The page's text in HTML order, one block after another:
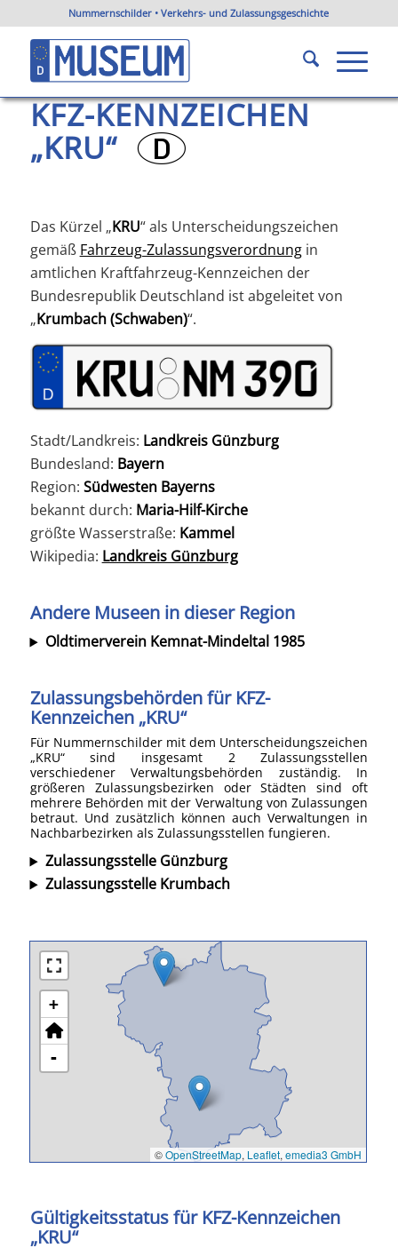
Nummernschilder • Verkehrs- und Zulassungsgeschichte
KFZ-Kennzeichen KRU
Du bist hier: Startseite / KFZ-Kennzeichen Bayern
KFZ-Kennzeichen KRU
KFZ-KENNZEICHEN
„KRU“ ?
Das Kürzel „KRU“ als Unterscheidungszeichen
gemäß Fahrzeug-Zulassungsverordnungin
amtlichen Kraftfahrzeug-Kennzeichen der
Bundesrepublik Deutschland ist abgeleitet von
„Krumbach (Schwaben)“.
Stadt/Landkreis: Landkreis Günzburg
Bundesland: Bayern
Region: Südwesten Bayerns
bekannt durch: Maria-Hilf-Kirche
größte Wasserstraße: Kammel
Wikipedia: Landkreis Günzburg
Andere Museen in dieser Region
Oldtimerverein Kemnat-Mindeltal 1985
Zulassungsbehörden für KFZ-
Kennzeichen „KRU“
Für Nummernschilder mit dem Unterscheidungszeichen
„KRU“ sind insgesamt 2 Zulassungsstellen
verschiedener Verwaltungsbehörden zuständig. In
größeren Zulassungsbezirken oder Städten sind oft
mehrere Behörden mit der Verwaltung von Zulassungen
betraut. Und zusätzlich können auch Verwaltungen in
Nachbarbezirken als Zulassungsstellen fungieren.
Zulassungsstelle Günzburg
Zulassungsstelle Krumbach
+
-
©OpenStreetMap, Leaflet,emedia3 GmbH
Gültigkeitsstatus für KFZ-Kennzeichen
„KRU“